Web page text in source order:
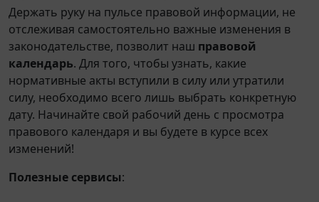
Держать руку на пульсе правовой информации, не
отслеживая самостоятельно важные изменения в
законодательстве, позволит наш правовой
календарь. Для того, чтобы узнать, какие
нормативные акты вступили в силу или утратили
силу, необходимо всего лишь выбрать конкретную
дату. Начинайте свой рабочий день с просмотра
правового календаря и вы будете в курсе всех
изменений!
Полезные сервисы: